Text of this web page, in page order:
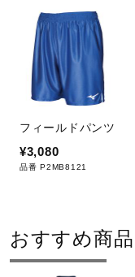
フィールドパンツ
¥3,080
品番 P2MB8121
おすすめ商品